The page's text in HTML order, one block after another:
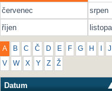
červenec
srpen
říjen
A B C Č D E F G H J
V W X Y Z Ž
Datum